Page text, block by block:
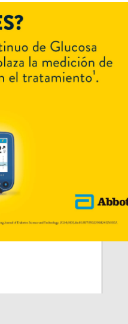
La
la
La
para
LDL